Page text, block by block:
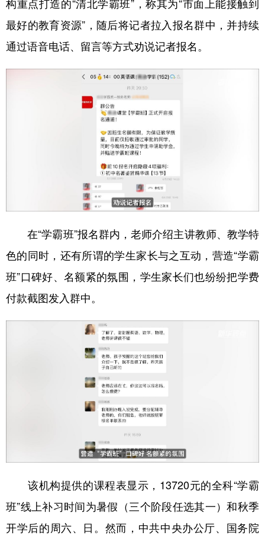
构重点打造的“清北学霸班”，称其为“市面上能接触到
最好的教育资源”，随后将记者拉入报名群中，并持续
通过语音电话、留言等方式劝说记者报名。
在“学霸班”报名群内，老师介绍主讲教师、教学特
色的同时，还有所谓的学生家长与之互动，营造“学霸
班”口碑好、名额紧的氛围，学生家长们也纷纷把学费
付款截图发入群中。
该机构提供的课程表显示，13720元的全科“学霸
班”线上补习时间为暑假（三个阶段任选其一）和秋季
开学后的周六、日。然而，中共中央办公厅、国务院